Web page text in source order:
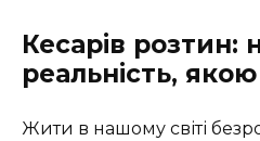
Кесарів розтин:
реальність,
Жити в нашому світі